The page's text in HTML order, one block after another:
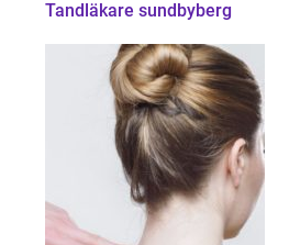
Tandläkare sundbyberg